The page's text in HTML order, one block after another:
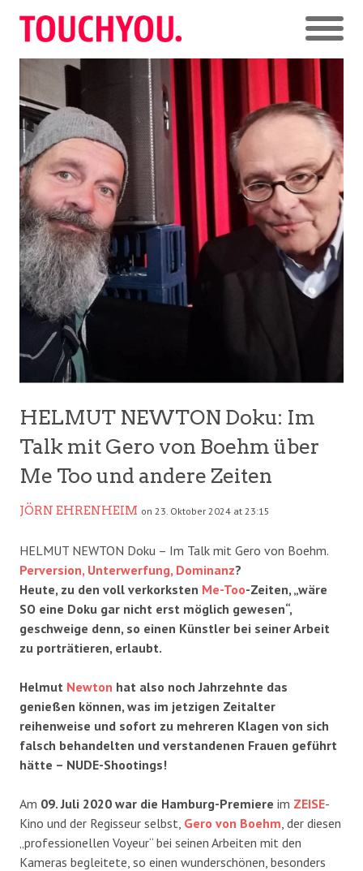
HELMUT NEWTON Doku: Im
Talk mit Gero von Boehm über
Me Too und andere Zeiten
JÖRN EHRENHEIM on 23. Oktober 2024 at 23:15
HELMUT NEWTON Doku – Im Talk mit Gero von Boehm.
Perversion, Unterwerfung, Dominanz?
Heute, zu den voll verkorksten Me-Too-Zeiten, „wäre
SO eine Doku gar nicht erst möglich gewesen“,
geschweige denn, so einen Künstler bei seiner Arbeit
zu porträtieren, erlaubt.
Helmut Newton hat also noch Jahrzehnte das
genießen können, was im jetzigen Zeitalter
reihenweise und sofort zu mehreren Klagen von sich
falsch behandelten und verstandenen Frauen geführt
hätte – NUDE-Shootings!
Am 09. Juli 2020 war die Hamburg-Premiere im ZEISE-
Kino und der Regisseur selbst, Gero von Boehm , der diesen
„professionellen Voyeur“ bei seinen Arbeiten mit den
Kameras begleitete, so einen wunderschönen, besonders